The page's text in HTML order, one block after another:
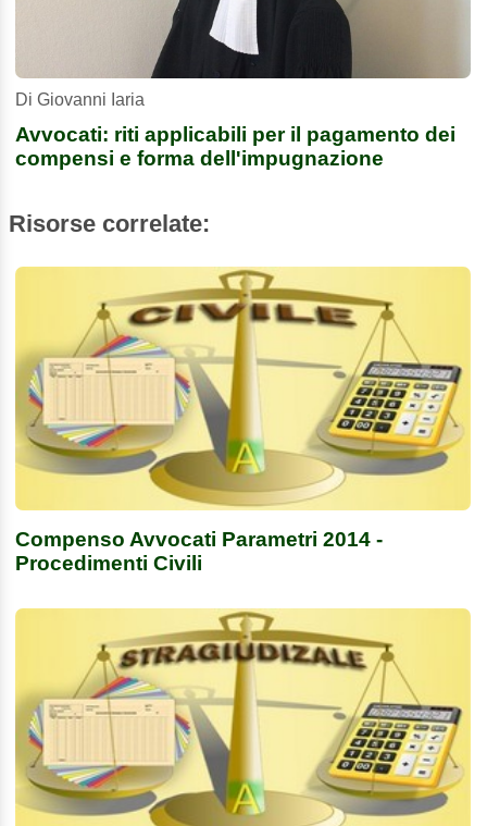
Di Giovanni Iaria
Avvocati: riti applicabili per il pagamento dei
compensi e forma dell'impugnazione
Risorse correlate:
Compenso Avvocati Parametri 2014 -
Procedimenti Civili